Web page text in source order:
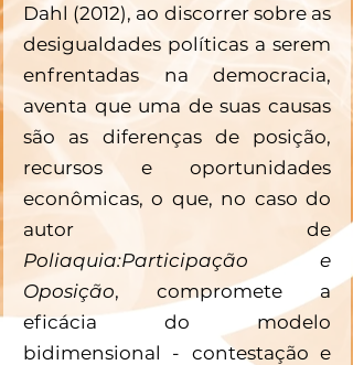
Dahl (2012), ao discorrer sobre as
desigualdades políticas a serem
enfrentadas na democracia,
aventa que uma de suas causas
são as diferenças de posição,
recursos e oportunidades
econômicas, o que, no caso do
Poliaquia:Participação e
Oposição, compromete a
eficácia do modelo
bidimensional - contestação e